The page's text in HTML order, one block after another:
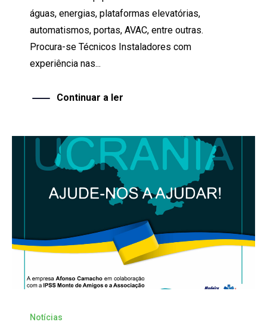
águas, energias, plataformas elevatórias,
automatismos, portas, AVAC, entre outras.
Procura-se Técnicos Instaladores com
experiência nas...
Continuar a ler
Notícias